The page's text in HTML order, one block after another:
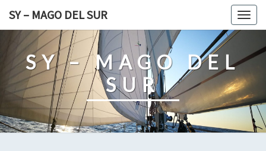
content
SY – MAGO DEL SUR
SY – MAGO DEL
SUR